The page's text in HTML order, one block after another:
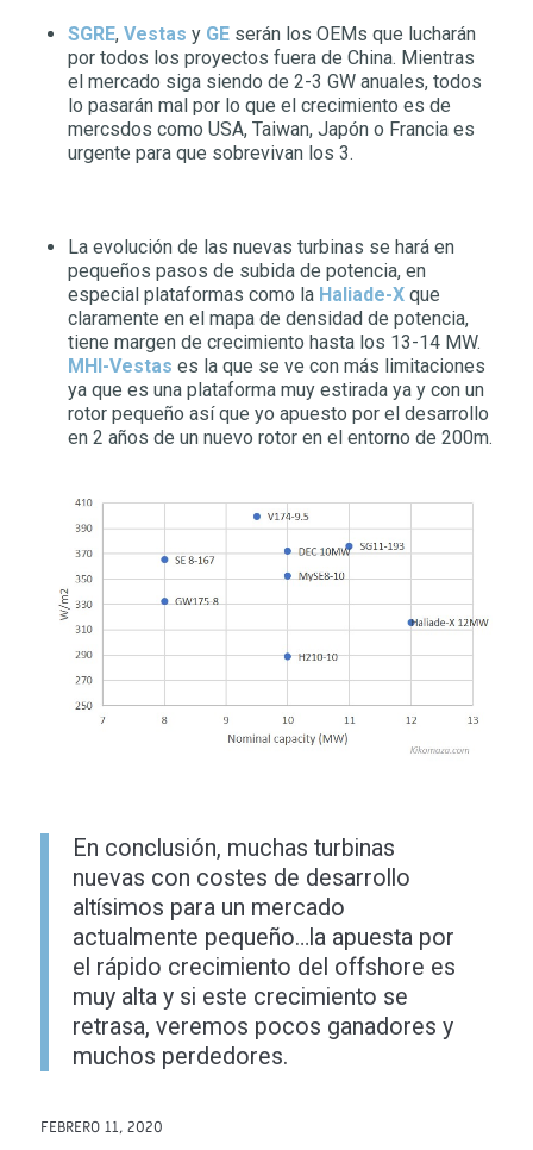
SGRE, Vestas y GEserán los OEMs que lucharán
por todos los proyectos fuera de China. Mientras
el mercado siga siendo de 2-3 GW anuales, todos
lo pasarán mal por lo que el crecimiento es de
mercsdos como USA, Taiwan, Japón o Francia es
urgente para que sobrevivan los 3.
La evolución de las nuevas turbinas se hará en
pequeños pasos de subida de potencia, en
especial plataformas como la Haliade-Xque
claramente en el mapa de densidad de potencia,
tiene margen de crecimiento hasta los 13-14 MW.
MHI-Vestas es la que se ve con más limitaciones
ya que es una plataforma muy estirada ya y con un
rotor pequeño así que yo apuesto por el desarrollo
en 2 años de un nuevo rotor en el entorno de 200m.
En conclusión, muchas turbinas
nuevas con costes de desarrollo
altísimos para un mercado
actualmente pequeño…la apuesta por
el rápido crecimiento del offshore es
muy alta y si este crecimiento se
retrasa, veremos pocos ganadores y
muchos perdedores.
FEBRERO 11, 2020